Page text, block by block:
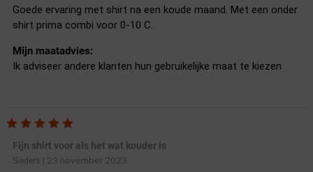
Goede ervaring met shirt na een koude maand. Met een onder
shirt prima combi voor 0-10 C.
Mijn maatadvies:
Ik adviseer andere klanten hun gebruikelijke maat te kiezen
Fijn shirt voor als het wat kouder is
Sieders 23 november 2023